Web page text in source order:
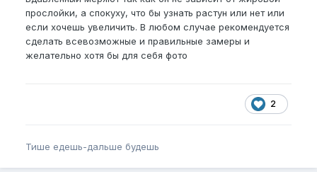
прослойки, а спокуху, что бы узнать растун или нет или
если хочешь увеличить. В любом случае рекомендуется
сделать всевозможные и правильные замеры и
желательно хотя бы для себя фото
2
Тише едешь-дальше будешь